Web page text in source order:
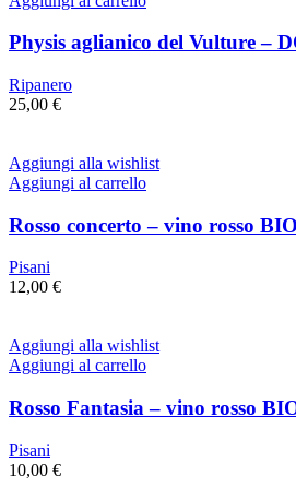
Physis aglianico del Vulture –
Ripanero
25,00 €
Aggiungi alla wishlist
Aggiungi al carrello
Rosso concerto – vino rosso
Pisani
12,00 €
Aggiungi alla wishlist
Aggiungi al carrello
Rosso Fantasia – vino rosso
Pisani
10,00 €